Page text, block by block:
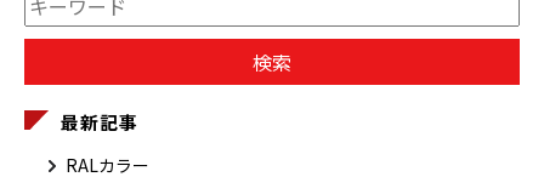
最新記事
RALカラー